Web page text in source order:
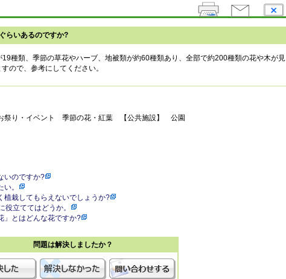
らいあるのですか?
種類、季節の草花やハーブ、地被類が約60種類あり、全部で約200種類の花や木が見
ので、参考にしてください。
祭り・イベント 季節の花・紅葉 【公共施設】 公園
いのですか?
。
植栽してもらえないでしょうか?
立ててはどうか。
」とはどんな花ですか?
問題は解決しましたか？